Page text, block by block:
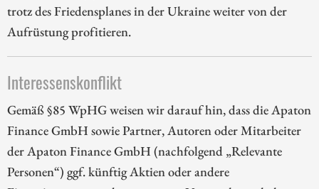
trotz des Friedensplanes in der Ukraine weiter von der
Aufrüstung profitieren.
Interessenskonflikt
Gemäß §85 WpHG weisen wir darauf hin, dass die Apaton
Finance GmbH sowie Partner, Autoren oder Mitarbeiter
der Apaton Finance GmbH (nachfolgend „Relevante
Personen“) ggf. künftig Aktien oder andere